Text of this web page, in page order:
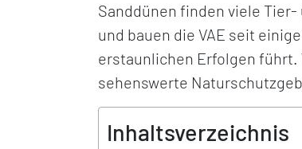
Sanddünen finden viele
und bauen die VAE seit
erstaunlichen Erfolgen führt.
sehenswerte
Inhaltsverzeichnis